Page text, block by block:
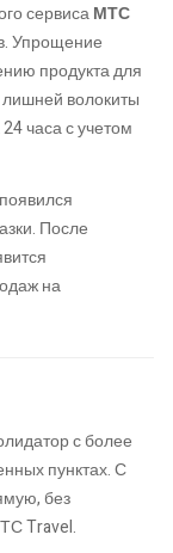
сервисаМТС
Упрощение
продукта для
волокиты
часа с учетом
После
на
с более
пунктах. С
без
Travel.